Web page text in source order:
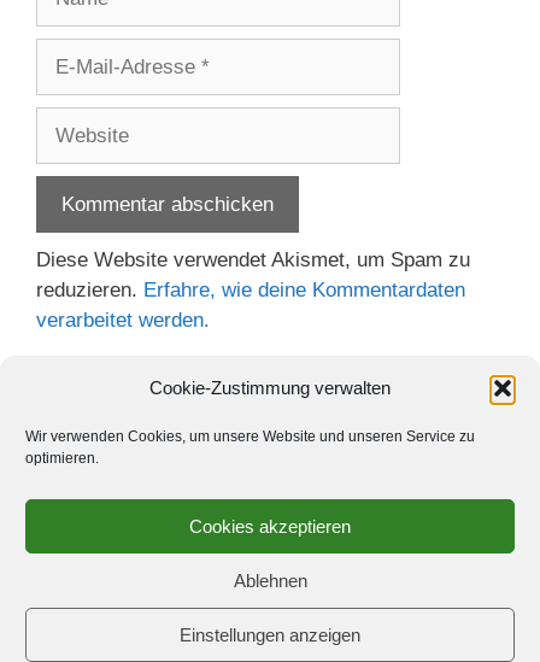
Cookie-Zustimmung verwalten
Wir verwenden Cookies, um unsere Website und unseren Service zu
optimieren.
Cookies akzeptieren
Ablehnen
Einstellungen anzeigen
Adresse
Diese Website verwendet Akismet, um Spam zu
reduzieren. Erfahre, wie deine Kommentardaten
verarbeitet werden.
© 2026 Schach-Club Kreuzberg e.V.• Erstellt mitGeneratePress